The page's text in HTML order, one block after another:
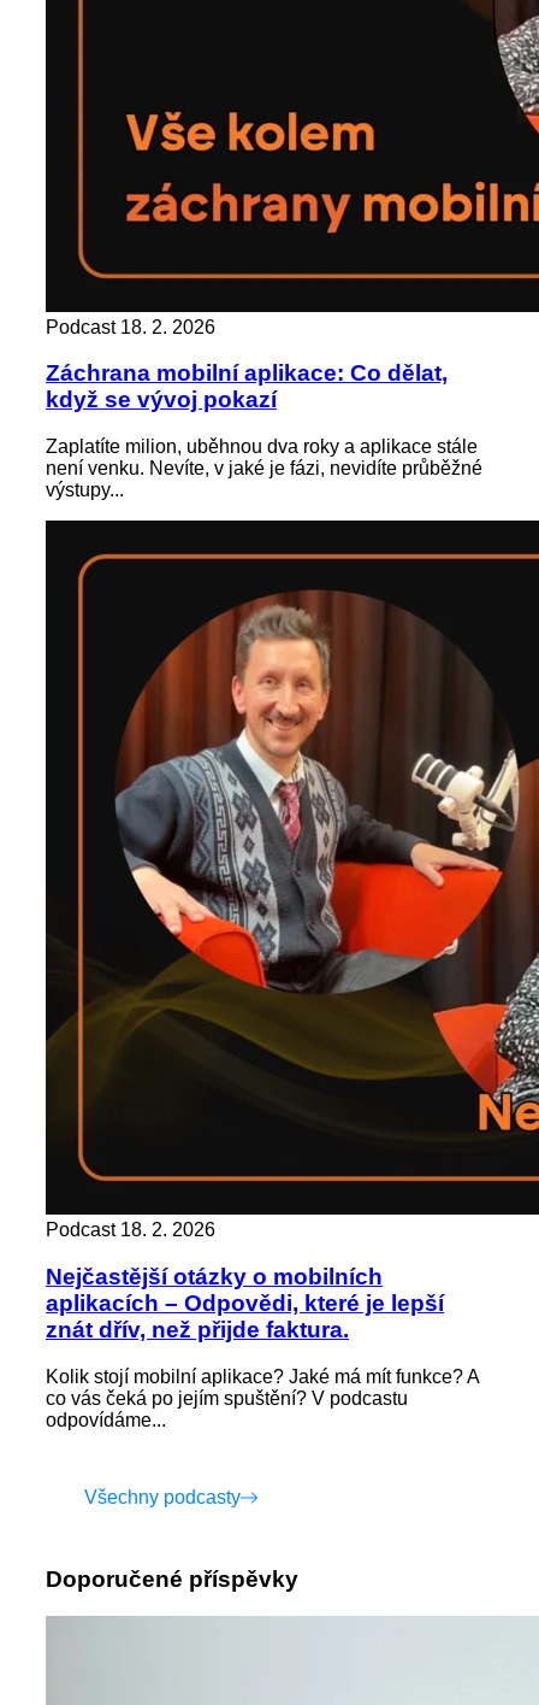
Podcast 18. 2. 2026
Záchrana mobilní aplikace: Co dělat,
když se vývoj pokazí
Zaplatíte milion, uběhnou dva roky a aplikace stále
není venku. Nevíte, v jaké je fázi, nevidíte průběžné
výstupy...
Podcast 18. 2. 2026
Nejčastější otázky o mobilních
aplikacích – Odpovědi, které je lepší
znát dřív, než přijde faktura.
Kolik stojí mobilní aplikace? Jaké má mít funkce? A
co vás čeká po jejím spuštění? V podcastu
odpovídáme...
Všechny podcasty
Doporučené příspěvky